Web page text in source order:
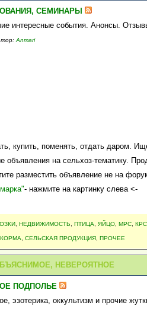
СЕМИНАРЫ
интересные события. Анонсы.
Anmari
купить, поменять, отдать даром.
объявления на сельхоз-тематику.
разместить объявление не на
- нажмите на картинку слева <-
, НЕДВИЖИМОСТЬ, ПТИЦА, ЯЙЦО, МРС, КРС
КОРМА, СЕЛЬСКАЯ ПРОДУКЦИЯ, ПРОЧЕЕ
НЕВЕРОЯТНОЕ
ПОДПОЛЬЕ
эзотерика, оккультизм и прочие